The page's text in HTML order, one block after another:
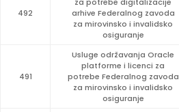
492
arhive Federalnog zavoda
za mirovinsko i invalidsko
osiguranje
491
Usluge održavanja Oracle
platforme i licenci za
potrebe Federalnog zavoda
za mirovinsko i invalidsko
osiguranje